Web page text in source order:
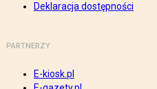
Deklaracja dostępności
PARTNERZY
E-kiosk.pl